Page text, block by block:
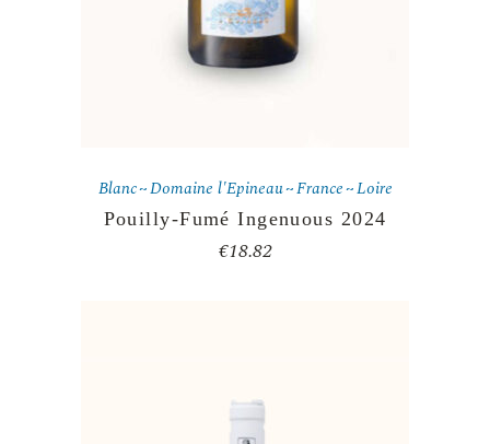
Blanc Domaine l'Epineau France Loire
Pouilly-Fumé Ingenuous 2024
€18.82